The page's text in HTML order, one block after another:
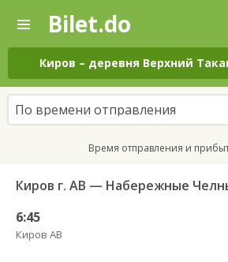
—
Поиск
и
покупка
билетов
на
автобус
онлайн
Bilet.do
Киров – деревня Верхний
По времени отправления
Время отправления и
Киров г. АВ — Набережные
6:45
Киров АВ